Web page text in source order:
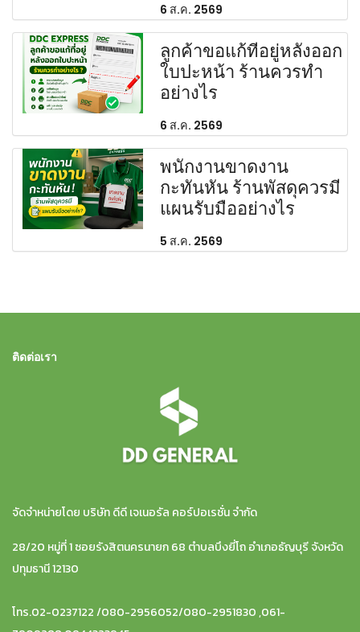
6 ส.ค. 2569
ลูกค้าขอแก้ที่อยู่หลังออก
ใบปะหน้า ร้านควรทำ
อย่างไร
6 ส.ค. 2569
พนักงานขาดงาน
กะทันหัน ร้านพัสดุควรมี
แผนรับมืออย่างไร
5 ส.ค. 2569
ติดต่อเรา
จัดจำหน่ายโดย บริษัท ดีดี เจเนอรัล คอร์ปอเรชั่น จำกัด
28/20 หมู่ที่ 1 ซอยรังสิตนครนายก 68 ตำบลบึงยี่โถ อำเภอธัญบุรี จังหวัด
ปทุมธานี 12130
โทร.02-0237122 /080-2956052/080-2951830 ,061-